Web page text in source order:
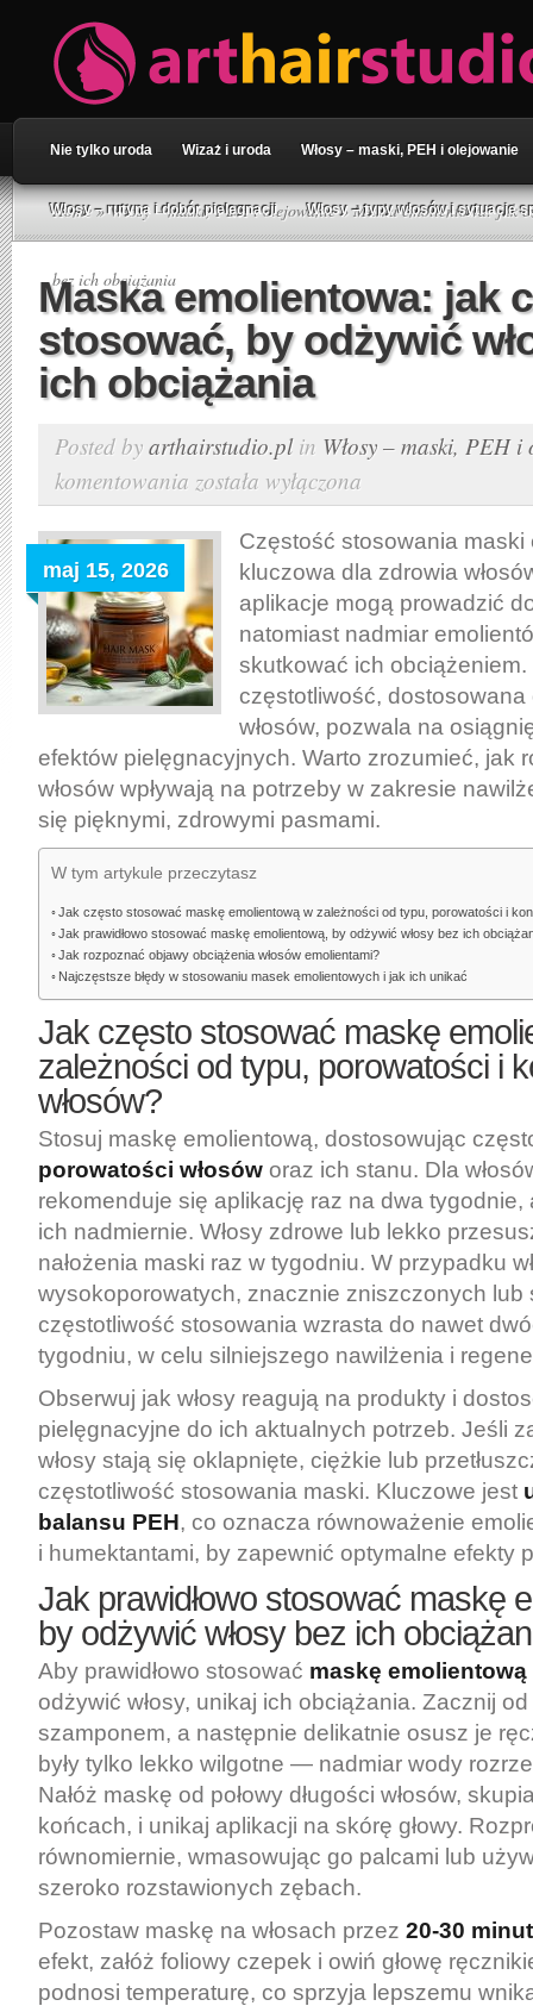
Nie tylko uroda Wizaż i uroda Włosy – maski, PEH i olejowanie
Włosy – rutyna i dobór pielęgnacji Włosy – typy włosów i sytuacje
Home»Włosy – maski, PEH i olejowanie» Maska emolientowa: jak
bez ich obciążania
Maska emolientowa: jak
stosować, by odżywić
ich obciążania
Posted by arthairstudio.plin Włosy – maski, PEH
komentowania Maska
emolientowa:
jak
stosować,
by
odżywić
włosy
bez
obciążania
została wyłączona
maj 15, 2026
Częstość stosowania maski
kluczowa dla zdrowia
aplikacje mogą prowadzić
natomiast nadmiar
skutkować ich
częstotliwość,
włosów, pozwala na
efektów pielęgnacyjnych. Warto zrozumieć, jak
włosów wpływają na potrzeby w zakresie
się pięknymi, zdrowymi pasmami.
W tym artykule przeczytasz
Jak często stosować maskę emolientową w zależności od typu, porowatości i
Jak prawidłowo stosować maskę emolientową, by odżywić włosy bez ich
Jak rozpoznać objawy obciążenia włosów emolientami?
Najczęstsze błędy w stosowaniu masek emolientowych i jak ich unikać
Jak często stosować maskę
zależności od typu, porowatości i
włosów?
Stosuj maskę emolientową, dostosowując
porowatości włosów oraz ich stanu. Dla
rekomenduje się aplikację raz na dwa tygodnie,
ich nadmiernie. Włosy zdrowe lub lekko
nałożenia maski raz w tygodniu. W przypadku
wysokoporowatych, znacznie zniszczonych lub
częstotliwość stosowania wzrasta do nawet
tygodniu, w celu silniejszego nawilżenia i
Obserwuj jak włosy reagują na produkty i
pielęgnacyjne do ich aktualnych potrzeb. Jeśli
włosy stają się oklapnięte, ciężkie lub
częstotliwość stosowania maski. Kluczowe jest
balansu PEH, co oznacza równoważenie
i humektantami, by zapewnić optymalne efekty
Jak prawidłowo stosować maskę
by odżywić włosy bez ich
Aby prawidłowo stosować maskę emolientową
odżywić włosy, unikaj ich obciążania. Zacznij od
szamponem, a następnie delikatnie osusz je
były tylko lekko wilgotne — nadmiar wody
Nałóż maskę od połowy długości włosów,
końcach, i unikaj aplikacji na skórę głowy.
równomiernie, wmasowując go palcami lub
szeroko rozstawionych zębach.
Pozostaw maskę na włosach przez 20-30 minut
efekt, załóż foliowy czepek i owiń głowę
podnosi temperaturę, co sprzyja lepszemu